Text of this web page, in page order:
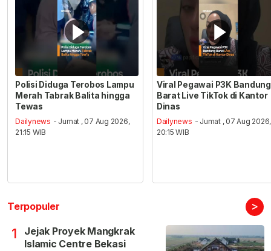
Polisi Diduga Terobos Lampu
Merah Tabrak Balita hingga
Tewas
Dailynews - Jumat , 07 Aug 2026,
21:15 WIB
Viral Pegawai P3K Bandung
Barat Live TikTok di Kantor
Dinas
Dailynews - Jumat , 07 Aug 2026,
20:15 WIB
Terpopuler >
1
Jejak Proyek Mangkrak
Islamic Centre Bekasi